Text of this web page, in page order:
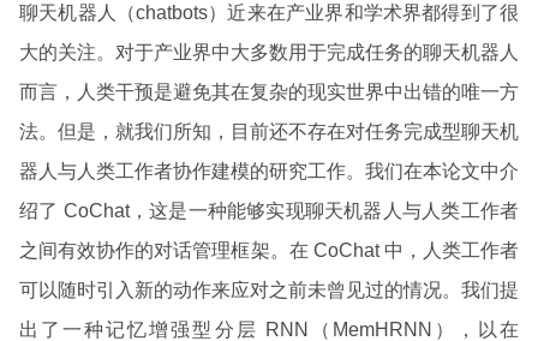
聊天机器人（chatbots）近来在产业界和学术界都得到了很
大的关注。对于产业界中大多数用于完成任务的聊天机器人
而言，人类干预是避免其在复杂的现实世界中出错的唯一方
法。但是，就我们所知，目前还不存在对任务完成型聊天机
器人与人类工作者协作建模的研究工作。我们在本论文中介
绍了 CoChat，这是一种能够实现聊天机器人与人类工作者
之间有效协作的对话管理框架。在 CoChat 中，人类工作者
可以随时引入新的动作来应对之前未曾见过的情况。我们提
出了一种记忆增强型分层 RNN（MemHRNN），以在